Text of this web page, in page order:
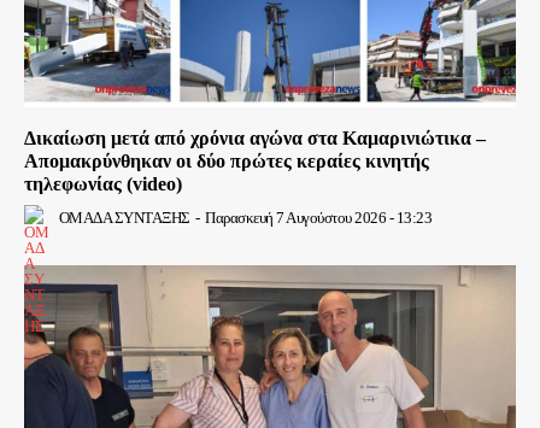
Δικαίωση μετά από χρόνια αγώνα στα Καμαρινιώτικα –
Απομακρύνθηκαν οι δύο πρώτες κεραίες κινητής
τηλεφωνίας (video)
ΟΜΑΔΑ ΣΥΝΤΑΞΗΣ - Παρασκευή 7 Αυγούστου 2026 - 13:23